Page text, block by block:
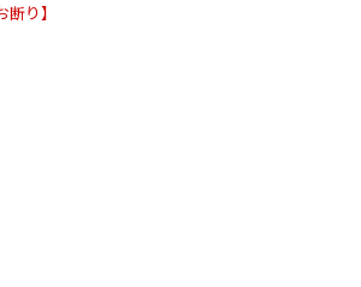
断り】